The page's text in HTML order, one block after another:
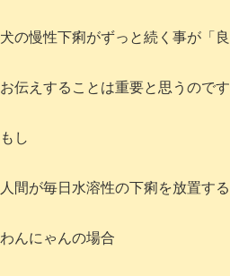
犬の慢性下痢がずっと続く事が「
お伝えすることは重要と思うのです
もし
人間が毎日水溶性の下痢を放置す
わんにゃんの場合